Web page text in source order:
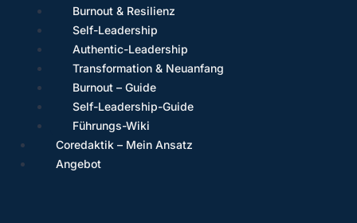
Burnout & Resilienz
Self-Leadership
Authentic-Leadership
Transformation & Neuanfang
Burnout – Guide
Self-Leadership-Guide
Führungs-Wiki
Coredaktik – Mein Ansatz
Angebot